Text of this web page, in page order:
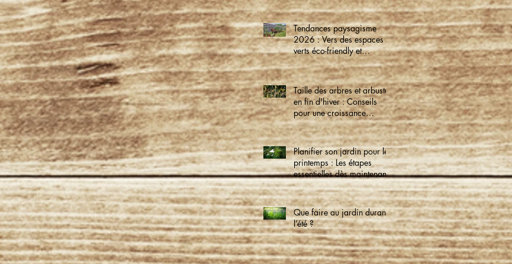
Tendances paysagisme
2026 : Vers des espaces
verts éco-friendly et
intelligents
Taille des arbres et arbustes
en fin d'hiver : Conseils
pour une croissance
optimale
Planifier son jardin pour le
printemps : Les étapes
essentielles dès maintenant
Que faire au jardin durant
l’été ?